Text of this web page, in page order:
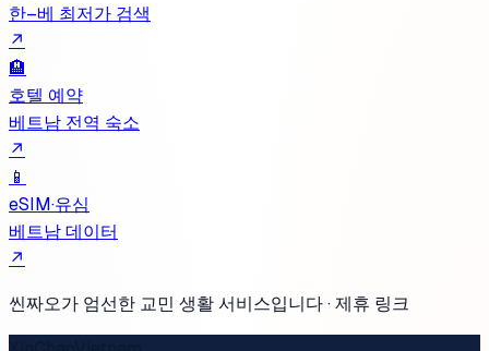
한–베 최저가 검색
↗
🏨
호텔 예약
베트남 전역 숙소
↗
📱
eSIM·유심
베트남 데이터
↗
씬짜오가 엄선한 교민 생활 서비스입니다 · 제휴 링크